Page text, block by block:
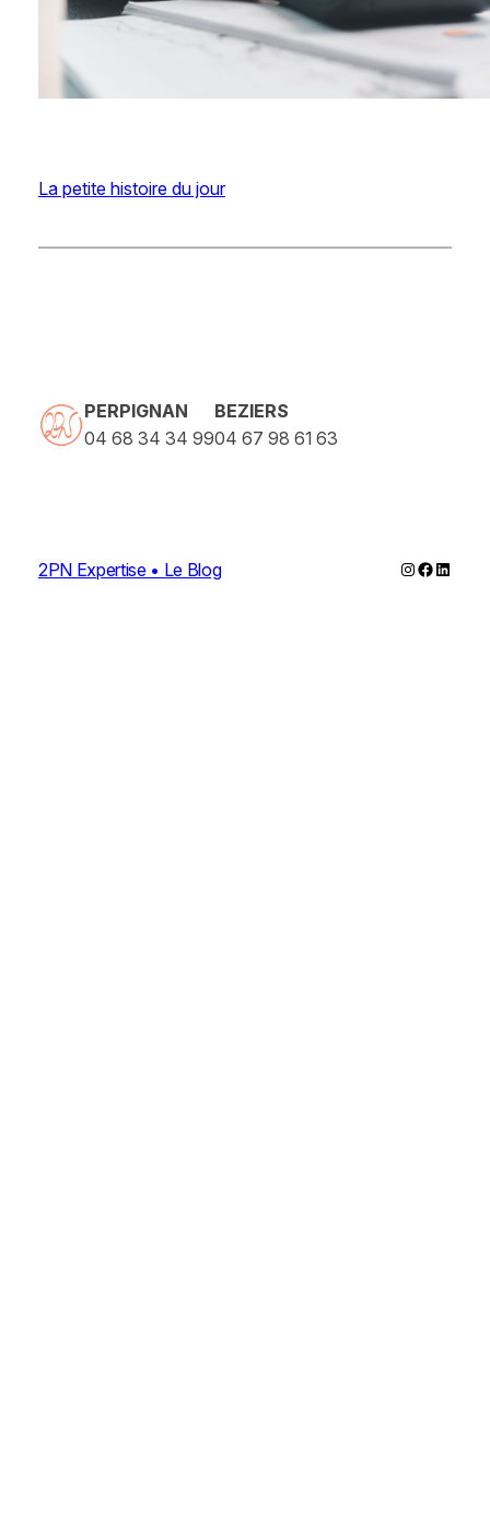
La petite histoire du jour
PERPIGNAN
04 68 34 34 99
BEZIERS
04 67 98 61 63
2PN Expertise • Le Blog Instagram